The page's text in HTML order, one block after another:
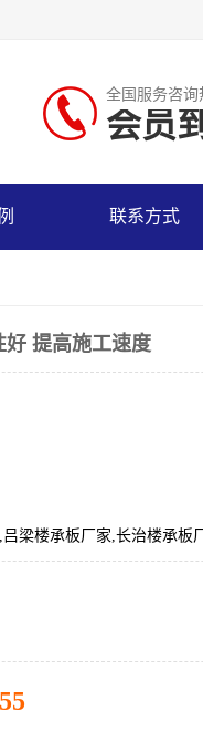
全国服务咨询
会员
联系方式
好 提高施工速度
梁楼承板厂家,长治楼承板